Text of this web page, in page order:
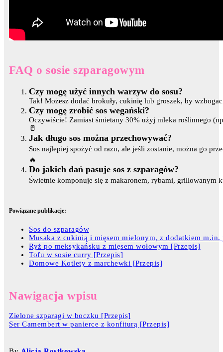
FAQ o sosie szparagowym
Czy mogę użyć innych warzyw do sosu?
Tak! Możesz dodać brokuły, cukinię lub groszek, by
Czy mogę zrobić sos wegański?
Oczywiście! Zamiast śmietany 30% użyj mleka roślinnego
🥛
Jak długo sos można przechowywać?
Sos najlepiej spożyć od razu, ale jeśli zostanie, można go
🔥
Do jakich dań pasuje sos z szparagów?
Świetnie komponuje się z makaronem, rybami, grillowanym
Powiązane publikacje:
Sos do szparagów
Musaka z cukinią i mięsem mielonym, z dodatkiem m.in.
Ryż po meksykańsku z mięsem wołowym [Przepis]
Tofu w sosie curry [Przepis]
Domowe Kotlety z marchewki [Przepis]
Nawigacja wpisu
Zielone szparagi w boczku [Przepis]
Ser Camembert w panierce z konfiturą [Przepis]